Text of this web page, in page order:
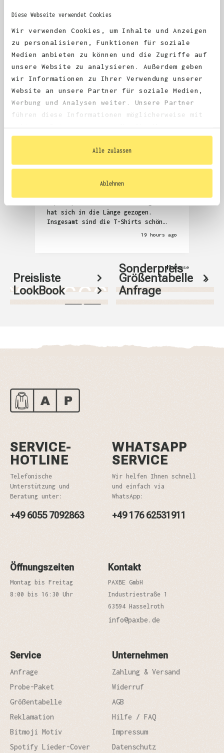
Diese Webseite verwendet Cookies
Wir verwenden Cookies, um Inhalte und Anzeigen
zu personalisieren, Funktionen für soziale
Medien anbieten zu können und die Zugriffe auf
unsere Website zu analysieren. Außerdem geben
wir Informationen zu Ihrer Verwendung unserer
Website an unsere Partner für soziale Medien,
Werbung und Analysen weiter. Unsere Partner
führen diese Informationen möglicherweise mit
bereitgestellt haben oder die sie im Rahmen
Ihrer Nutzung der Dienste gesammelt haben.
Alle zulassen
Ablehnen
KUNDEN FEEDBACK 🫶
Excellent
4.68 average
1,981 reviews
Die Kommunikation zur Überprüfung der
hat sich in die Länge gezogen.
Insgesamt sind die T-Shirts schön
geworden, aber auch relativ teuer.
19 hours ago
Pause
Preisliste
Größentabelle
LookBook
Sonderpreis
Anfrage
SERVICE-
HOTLINE
Telefonische
Unterstützung und
Beratung unter:
+49 6055 7092863
WHATSAPP
SERVICE
Wir helfen Ihnen schnell
und einfach via
WhatsApp:
+49 176 62531911
Öffnungszeiten
Montag bis Freitag
8:00 bis 16:30 Uhr
Kontakt
PAXBE GmbH
Industriestraße 1
63594 Hasselroth
info@paxbe.de
Service
Anfrage
Probe-Paket
Größentabelle
Reklamation
Bitmoji Motiv
Spotify Lieder-Cover
Unternehmen
Zahlung & Versand
Widerruf
AGB
Hilfe / FAQ
Impressum
Datenschutz